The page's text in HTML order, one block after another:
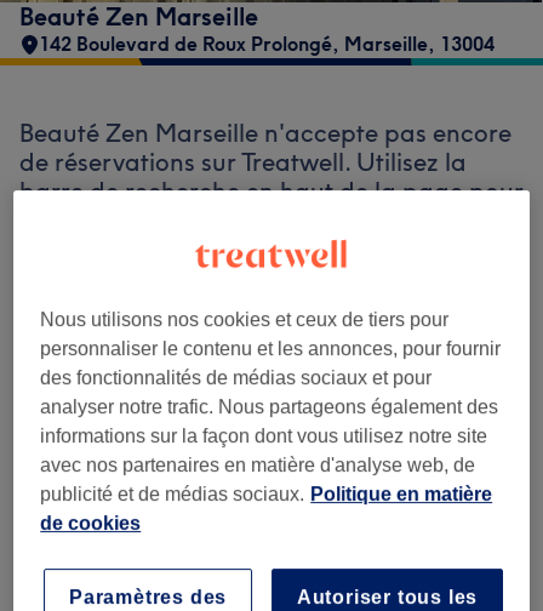
Beauté Zen Marseille
142 Boulevard de Roux Prolongé, Marseille, 13004
Beauté Zen Marseille n'accepte pas encore
de réservations sur Treatwell. Utilisez la
barre de recherche en haut de la page pour
Vous y trouverez de nombreux
professionnels bien notés prêts à vous
accueillir.
Trouver les meilleurs établissements
autour de vous
Recherchez sur Treatwell
Nous utilisons nos cookies et ceux de tiers pour
personnaliser le contenu et les annonces, pour fournir
des fonctionnalités de médias sociaux et pour
analyser notre trafic. Nous partageons également des
informations sur la façon dont vous utilisez notre site
avec nos partenaires en matière d'analyse web, de
publicité et de médias sociaux. Politique en matière
de cookies
Autoriser tous les
Paramètres des